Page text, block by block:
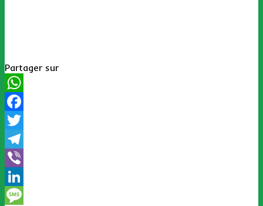
Partager sur
WhatsApp
Facebook
Twitter
Telegram
Viber
LinkedIn